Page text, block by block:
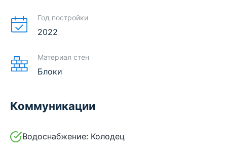
Год постройки
2022
Материал стен
Блоки
Коммуникации
Водоснабжение: Колодец